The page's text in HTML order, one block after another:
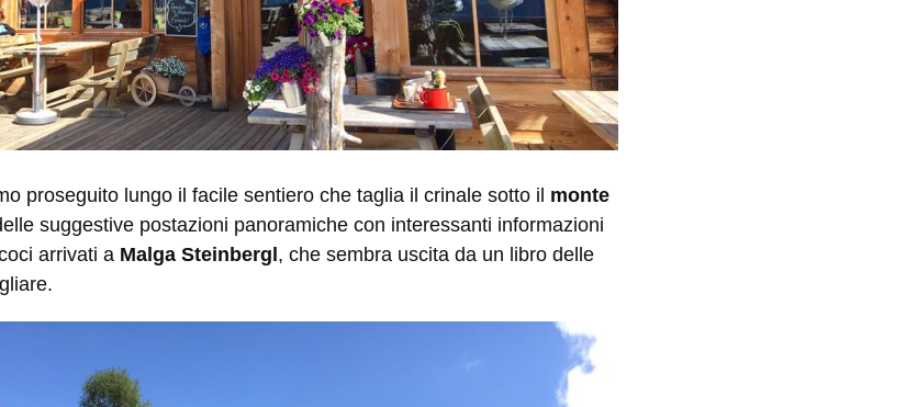
proseguito lungo il facile sentiero che taglia il crinale sotto il monte
suggestive postazioni panoramiche con interessanti informazioni
arrivati a Malga Steinbergl , che sembra uscita da un libro delle